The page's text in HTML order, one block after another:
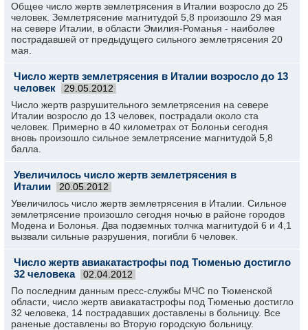
Общее число жертв землетрясения в Италии возросло до 25
человек. Землетрясение магнитудой 5,8 произошло 29 мая
на севере Италии, в области Эмилия-Романья - наиболее
пострадавшей от предыдущего сильного землетрясения 20
мая.
Число жертв землетрясения в Италии возросло до 13
человек
29.05.2012
Число жертв разрушительного землетрясения на севере
Италии возросло до 13 человек, пострадали около ста
человек. Примерно в 40 километрах от Болоньи сегодня
вновь произошло сильное землетрясение магнитудой 5,8
балла.
Увеличилось число жертв землетрясения в
Италии
20.05.2012
Увеличилось число жертв землетрясения в Италии. Сильное
землетрясение произошло сегодня ночью в районе городов
Модена и Болонья. Два подземных толчка магнитудой 6 и 4,1
вызвали сильные разрушения, погибли 6 человек.
Число жертв авиакатастрофы под Тюменью достигло
32 человека
02.04.2012
По последним данным пресс-службы МЧС по Тюменской
области, число жертв авиакатастрофы под Тюменью достигло
32 человека, 14 пострадавших доставлены в больницу. Все
раненые доставлены во Вторую городскую больницу.